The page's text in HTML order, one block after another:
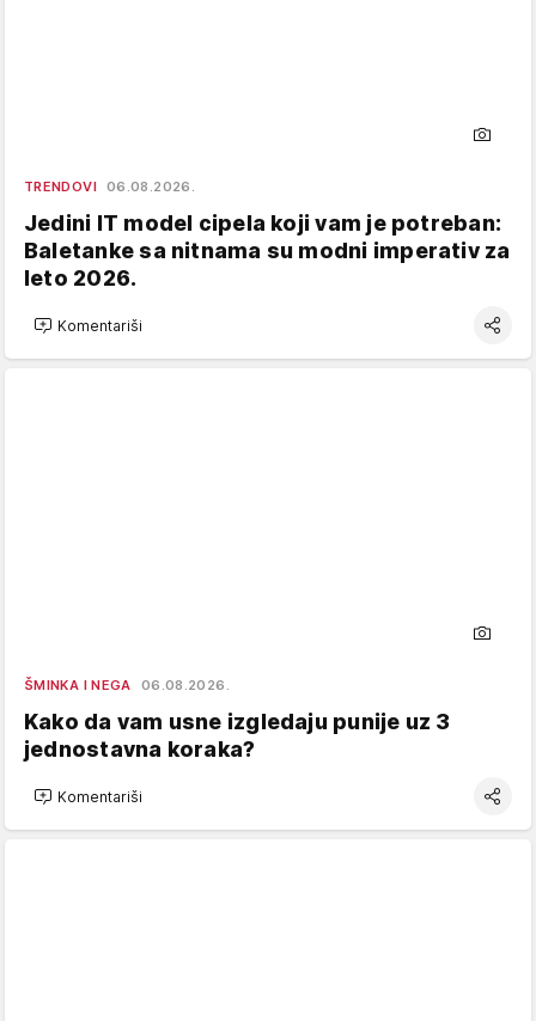
TRENDOVI 06.08.2026.
Jedini IT model cipela koji vam je potreban:
Baletanke sa nitnama su modni imperativ za
leto 2026.
Komentariši
ŠMINKA I NEGA 06.08.2026.
Kako da vam usne izgledaju punije uz 3
jednostavna koraka?
Komentariši